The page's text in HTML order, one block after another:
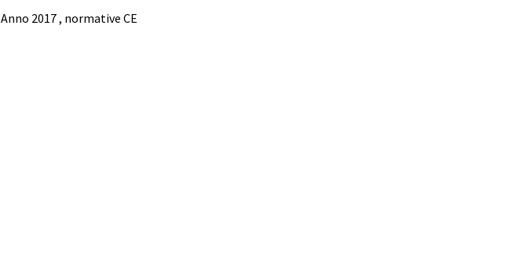
Anno 2017 , normative CE